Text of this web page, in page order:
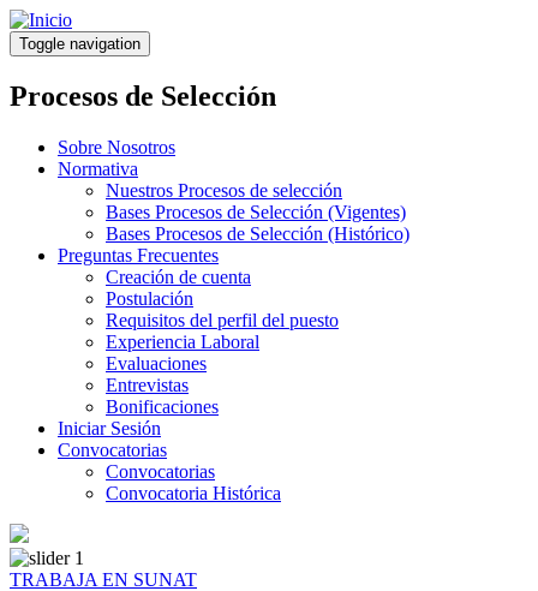
Pasar
al
contenido
principal
Toggle navigation
Procesos de Selección
Sobre Nosotros
Normativa
Nuestros Procesos de selección
Bases Procesos de Selección (Vigentes)
Bases Procesos de Selección (Histórico)
Preguntas Frecuentes
Creación de cuenta
Postulación
Requisitos del perfil del puesto
Experiencia Laboral
Evaluaciones
Entrevistas
Bonificaciones
Iniciar Sesión
Convocatorias
Convocatorias
Convocatoria Histórica
TRABAJA EN SUNAT